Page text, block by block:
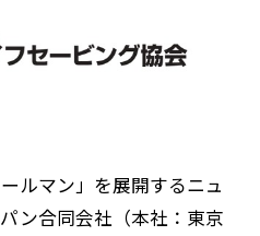
ルマン」を展開するニュ
ン合同会社（本社：東京